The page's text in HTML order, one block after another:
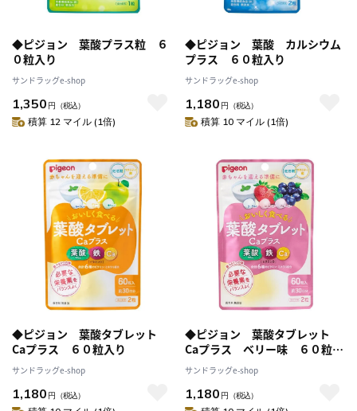
◆ピジョン 葉酸プラス粒 ６
０粒入り
サンドラッグe-shop
1,350 円 （税込）
積算 12 マイル (1倍)
◆ピジョン 葉酸 カルシウム
プラス ６０粒入り
サンドラッグe-shop
1,180 円 （税込）
積算 10 マイル (1倍)
◆ピジョン 葉酸タブレット
Caプラス ６０粒入り
サンドラッグe-shop
1,180 円 （税込）
◆ピジョン 葉酸タブレット
Caプラス ベリー味 ６０粒入
り
サンドラッグe-shop
1,180 円 （税込）